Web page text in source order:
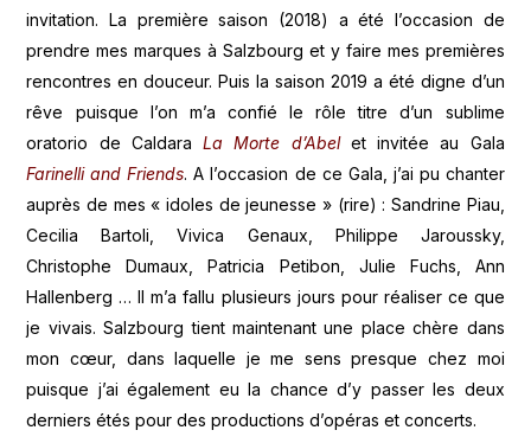
invitation. La première saison (2018) a été l’occasion de
prendre mes marques à Salzbourg et y faire mes premières
rencontres en douceur. Puis la saison 2019 a été digne d’un
rêve puisque l’on m’a confié le rôle titre d’un sublime
oratorio de CaldaraLa Morte d’Abel et invitée au Gala
Farinelli and Friends. A l’occasion de ce Gala, j’ai pu chanter
auprès de mes « idoles de jeunesse » (rire) : Sandrine Piau,
Cecilia Bartoli, Vivica Genaux, Philippe Jaroussky,
Christophe Dumaux, Patricia Petibon, Julie Fuchs, Ann
Hallenberg … Il m’a fallu plusieurs jours pour réaliser ce que
je vivais. Salzbourg tient maintenant une place chère dans
mon cœur, dans laquelle je me sens presque chez moi
puisque j’ai également eu la chance d’y passer les deux
derniers étés pour des productions d’opéras et concerts.